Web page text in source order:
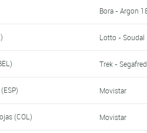
Bora - Argon
Lotto - Soudal
Trek -
Movistar
(COL) Movistar